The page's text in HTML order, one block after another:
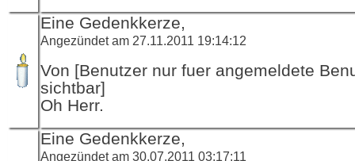
Eine Gedenkkerze,
Angezündet am 27.11.2011 19:14:12
Von [Benutzer nur fuer angemeldete
sichtbar]
Oh Herr.
Eine Gedenkkerze,
Angezündet am 30.07.2011 03:17:11